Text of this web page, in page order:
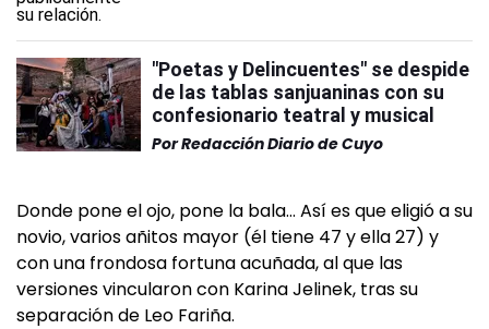
"Poetas y Delincuentes" se despide
de las tablas sanjuaninas con su
confesionario teatral y musical
PorRedacción Diario de Cuyo
Donde pone el ojo, pone la bala… Así es que eligió a su
novio, varios añitos mayor (él tiene 47 y ella 27) y
con una frondosa fortuna acuñada, al que las
versiones vincularon con Karina Jelinek, tras su
separación de Leo Fariña.